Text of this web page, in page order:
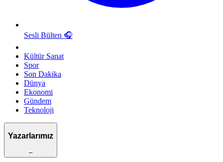
Sesli Bülten 🎧
Kültür Sanat
Spor
Son Dakika
Dünya
Ekonomi
Gündem
Teknoloji
Yazarlarımız
–